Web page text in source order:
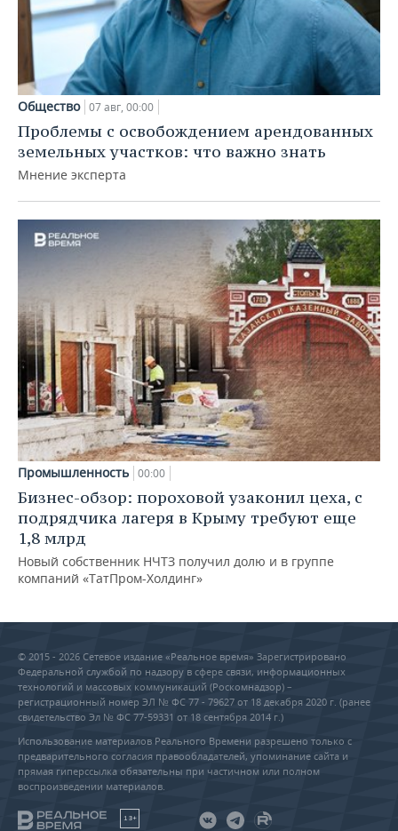
Общество 07 авг, 00:00
Проблемы с освобождением арендованных
земельных участков: что важно знать
Мнение эксперта
Промышленность 00:00
Бизнес-обзор: пороховой узаконил цеха, с
подрядчика лагеря в Крыму требуют еще
1,8 млрд
Новый собственник НЧТЗ получил долю и в группе
компаний «ТатПром-Холдинг»
© 2015 - 2026 Сетевое издание «Реальное время» Зарегистрировано
Федеральной службой по надзору в сфере связи, информационных
технологий и массовых коммуникаций (Роскомнадзор) –
регистрационный номер ЭЛ № ФС 77 - 79627 от 18 декабря 2020 г. (ранее
свидетельство Эл № ФС 77-59331 от 18 сентября 2014 г.)
Использование материалов Реального Времени разрешено только с
предварительного согласия правообладателей, упоминание сайта и
прямая гиперссылка обязательны при частичном или полном
воспроизведении материалов.
18+